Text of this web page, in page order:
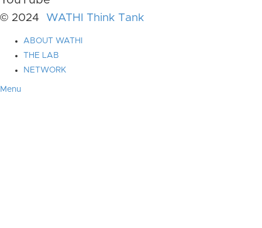
© 2024 WATHI Think Tank
ABOUT WATHI
THE LAB
NETWORK
Menu